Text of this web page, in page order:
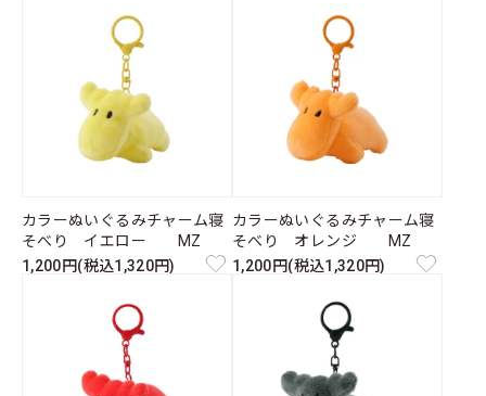
カラーぬいぐるみチャーム寝
そべり イエロー MZ
1,200円(税込1,320円)
カラーぬいぐるみチャーム寝
そべり オレンジ MZ
1,200円(税込1,320円)